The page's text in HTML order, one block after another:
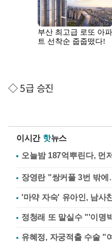
◇ 5급 승진
이시간 핫뉴스
장영란 "쌍커풀 3번 밖
'마약 자숙' 유아인, 남사
정청래 또 말실수 "'이명
유혜정, 자궁적출 수술 "